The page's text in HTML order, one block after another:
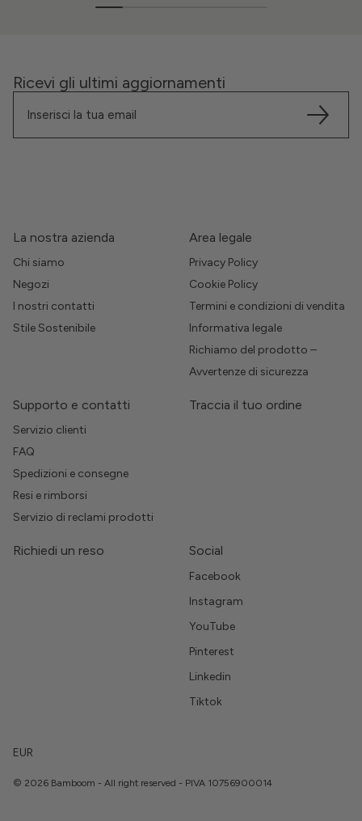
Ricevi gli ultimi aggiornamenti
La nostra azienda
Chi siamo
Negozi
I nostri contatti
Stile Sostenibile
Area legale
Privacy Policy
Cookie Policy
Termini e condizioni di vendita
Informativa legale
Richiamo del prodotto –
Avvertenze di sicurezza
Supporto e contatti
Servizio clienti
FAQ
Spedizioni e consegne
Resi e rimborsi
Servizio di reclami prodotti
Traccia il tuo ordine
Richiedi un reso Social
Facebook
Instagram
YouTube
Pinterest
Linkedin
Tiktok
EUR
© 2026 Bamboom - All right reserved - PIVA 10756900014